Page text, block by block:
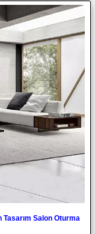
Tasarım Salon Oturma